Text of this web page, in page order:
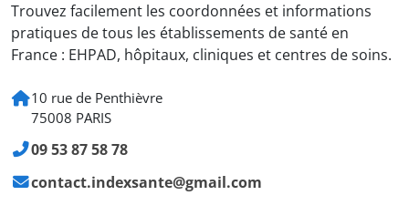
Trouvez facilement les coordonnées et informations
pratiques de tous les établissements de santé en
France : EHPAD, hôpitaux, cliniques et centres de soins.
10 rue de Penthièvre
75008 PARIS
09 53 87 58 78
contact.indexsante@gmail.com